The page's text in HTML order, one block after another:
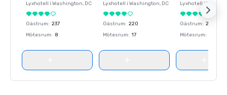
Lyxhotell i Washington, DC
Gästrum: 237
Mötesrum: 8
Lyxhotell i Washington, DC
Gästrum: 220
Mötesrum: 17
Lyxhotell i
Gästrum: 237
Mötesrum: